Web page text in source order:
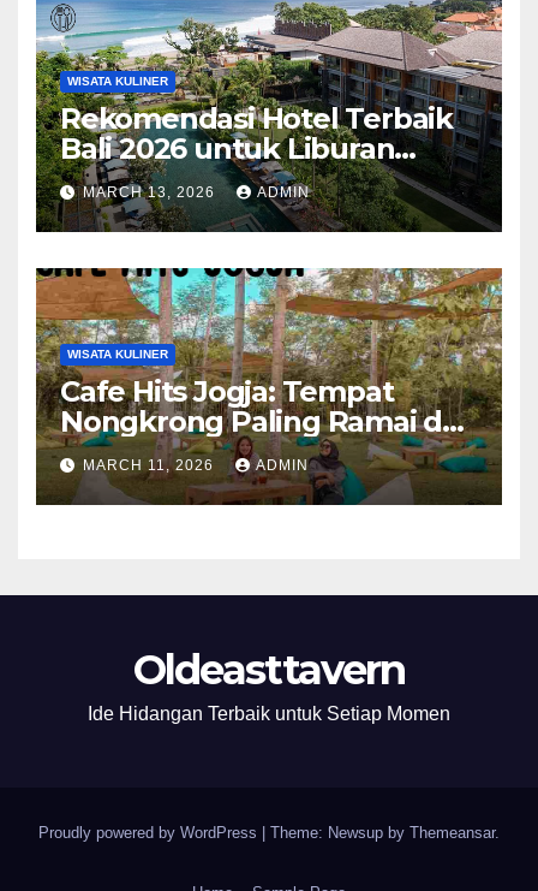
WISATA KULINER
Rekomendasi Hotel Terbaik
Bali 2026 untuk Liburan
Impian Anda
MARCH 13, 2026 ADMIN
WISATA KULINER
Cafe Hits Jogja: Tempat
Nongkrong Paling Ramai dan
Instagrammable
MARCH 11, 2026 ADMIN
Oldeasttavern
Ide Hidangan Terbaik untuk Setiap Momen
Proudly powered by WordPress Theme: Newsup by Themeansar.